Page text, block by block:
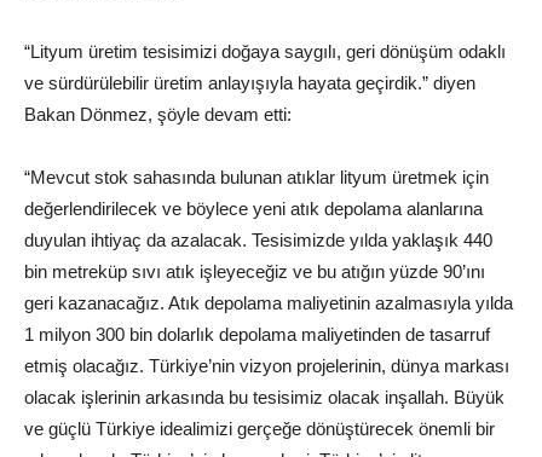
“Lityum üretim tesisimizi doğaya saygılı, geri dönüşüm odaklı
ve sürdürülebilir üretim anlayışıyla hayata geçirdik.” diyen
Bakan Dönmez, şöyle devam etti:
“Mevcut stok sahasında bulunan atıklar lityum üretmek için
değerlendirilecek ve böylece yeni atık depolama alanlarına
duyulan ihtiyaç da azalacak. Tesisimizde yılda yaklaşık 440
bin metreküp sıvı atık işleyeceğiz ve bu atığın yüzde 90’ını
geri kazanacağız. Atık depolama maliyetinin azalmasıyla yılda
1 milyon 300 bin dolarlık depolama maliyetinden de tasarruf
etmiş olacağız. Türkiye’nin vizyon projelerinin, dünya markası
olacak işlerinin arkasında bu tesisimiz olacak inşallah. Büyük
ve güçlü Türkiye idealimizi gerçeğe dönüştürecek önemli bir